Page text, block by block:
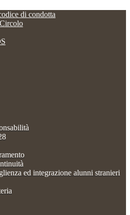
di condotta
ed integrazione alunni stranieri